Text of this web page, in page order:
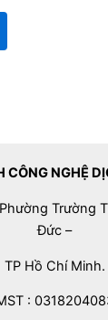
CÔNG NGHỆ
Trường
Đức –
TP Hồ Chí Minh.
: